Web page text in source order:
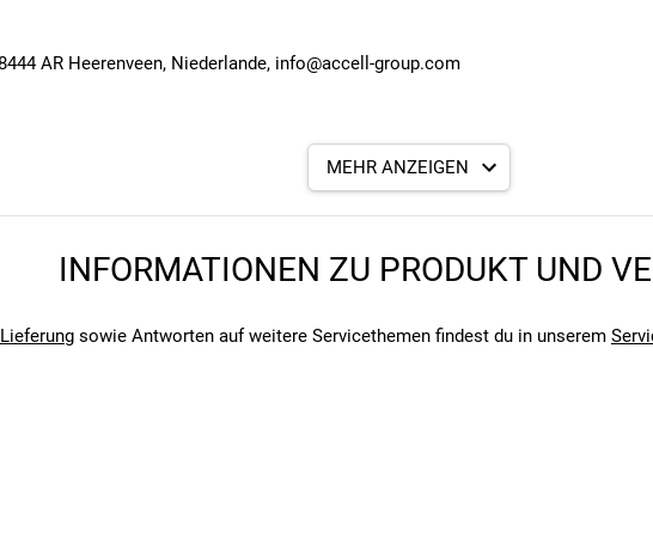
AR Heerenveen, Niederlande, info@accell-group.com
zwischen den angegebenen- und den verbauten Komponenten bei Fahrrädern
MEHR ANZEIGEN
INFORMATIONEN ZU PRODUKT UND
sowie Antworten auf weitere Servicethemen findest du in unserem